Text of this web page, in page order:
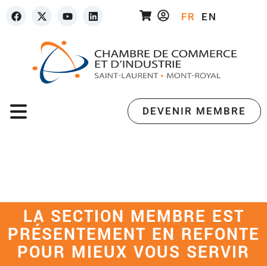
FR EN
DEVENIR MEMBRE
LA SECTION MEMBRE EST
PRÉSENTEMENT EN REFONTE
POUR MIEUX VOUS SERVIR